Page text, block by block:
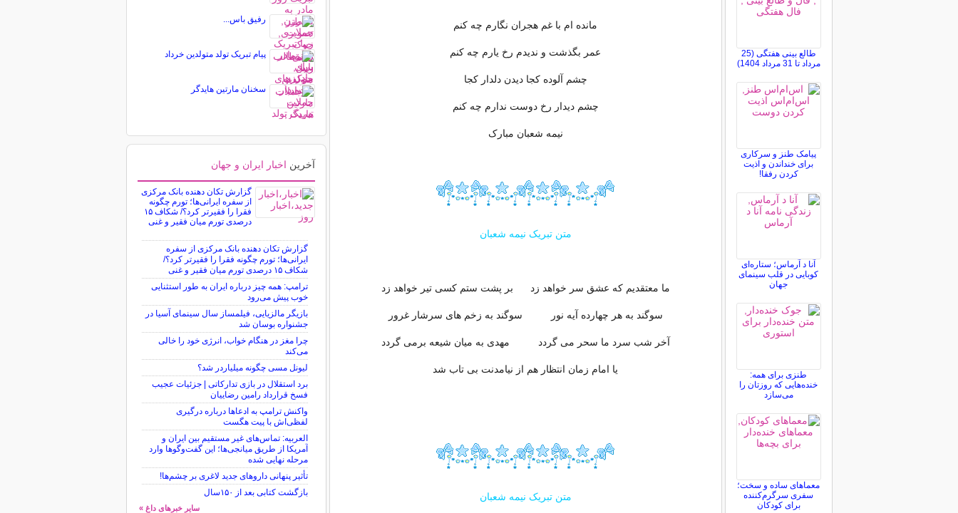
مانده ام با غم هجران نگارم چه کنم
عمر بگذشت و ندیدم رخ یارم چه کنم
چشم آلوده کجا دیدن دلدار کجا
چشم دیدار رخ دوست ندارم چه کنم
نیمه شعبان مبارک
متن تبریک نیمه شعبان
ما معتقدیم که عشق سر خواهد زد بر پشت ستم کسی تیر خواهد زد
سوگند به هر چهارده آیه نور سوگند به زخم های سرشار غرور
آخر شب سرد ما سحر می گردد مهدی به میان شیعه برمی گردد
یا امام زمان انتظار هم از نیامدنت بی تاب شد
متن تبریک نیمه شعبان
طالع بینی هفتگی (25
مرداد تا 31 مرداد 1404)
پیامک طنز و سرکاری
برای خنداندن و اذیت
کردن رفقا!
آنا د آرماس؛ ستاره‌ای
کوبایی در قلب سینمای
جهان
طنزی برای همه:
خنده‌هایی که روزتان را
می‌سازد
معماهای ساده و سخت؛
سفری سرگرم‌کننده
برای کودکان
رفیق باس...
پیام تبریک تولد متولدین خرداد
سخنان مارتین هایدگر
آخرین اخبار ایران و جهان
گزارش تکان‌ دهنده بانک مرکزی
از سفره ایرانی‌ها؛ تورم چگونه
فقرا را فقیرتر کرد؟/ شکاف ۱۵
درصدی تورم میان فقیر و غنی
گزارش تکان‌ دهنده بانک مرکزی از سفره
ایرانی‌ها؛ تورم چگونه فقرا را فقیرتر کرد؟/
شکاف ۱۵ درصدی تورم میان فقیر و غنی
ترامپ: همه چیز درباره ایران به طور استثنایی
خوب پیش می‌رود
بازیگر مالزیایی، فیلمساز سال سینمای آسیا در
جشنواره بوسان شد
چرا مغز در هنگام خواب، انرژی خود را خالی
می‌کند
لیونل مسی چگونه میلیاردر شد؟
برد استقلال در بازی تدارکاتی | جزئیات عجیب
فسخ قرارداد رامین رضاییان
واکنش ترامپ به ادعاها درباره درگیری
لفظی‌اش با پیت هگست
العربیه: تماس‌های غیر مستقیم بین ایران و
آمریکا از طریق میانجی‌ها؛ این گفت‌و‌گو‌ها وارد
مرحله نهایی شده
تأثیر پنهانی داروهای جدید لاغری بر چشم‌ها!
بازگشت کتابی بعد از ۱۵۰سال
سایر خبرهای داغ »